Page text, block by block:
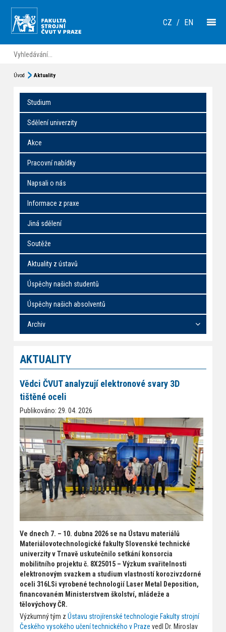
CZ / EN
Úvod Aktuality
Studium
Sdělení univerzity
Akce
Pracovní nabídky
Napsali o nás
Informace z praxe
Jiná sdělení
Soutěže
Aktuality z ústavů
Úspěchy našich studentů
Úspěchy našich absolventů
Archiv
AKTUALITY
Vědci ČVUT analyzují elektronové svary 3D
tištěné oceli
Publikováno: 29. 04. 2026
Ve dnech 7. – 10. dubna 2026 se na Ústavu materiálů
Materiálovotechnologické fakulty Slovenské technické
univerzity v Trnavě uskutečnilo setkání konsorcia
mobilitního projektu č. 8X25015 – Výzkum svařitelnosti
elektronovým svazkem a studium vlastností korozivzdorné
oceli 316LSi vyrobené technologií Laser Metal Deposition,
financovaném Ministerstvem školství, mládeže a
tělovýchovy ČR.
Výzkumný tým z Ústavu strojírenské technologie Fakulty strojní
Českého vysokého učení technického v Praze vedl Dr. Miroslav